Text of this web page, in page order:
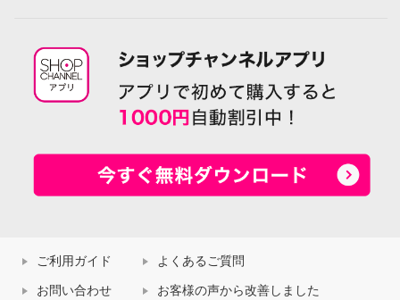
ご利用ガイド よくあるご質問
お問い合わせ お客様の声から改善しました